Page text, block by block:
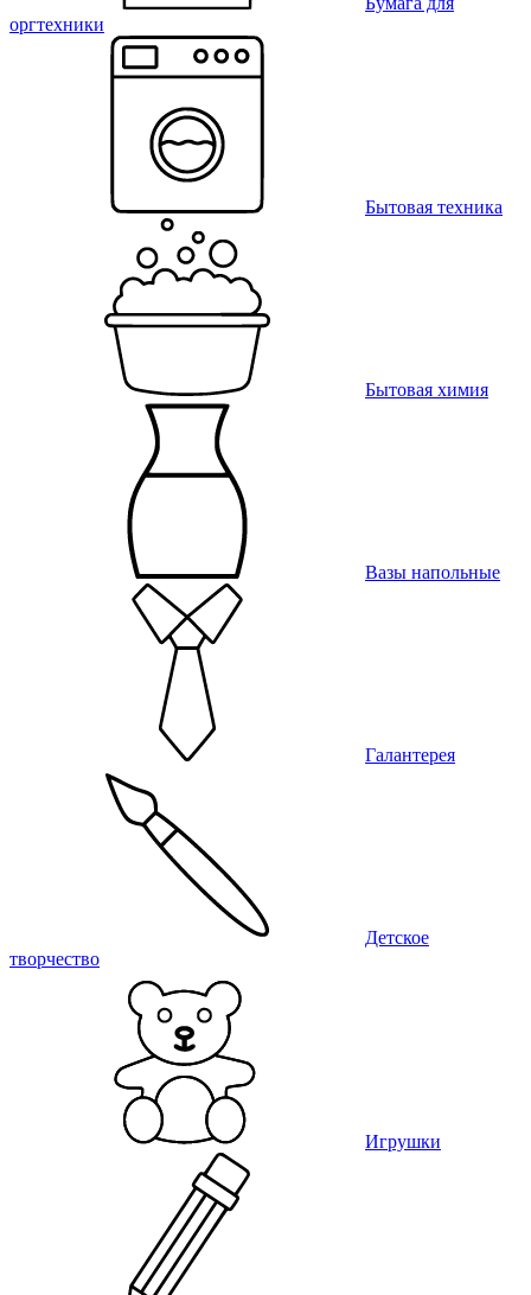
оргтехники
Бытовая техника
Бытовая химия
Вазы напольные
Галантерея
Детское
творчество
Игрушки